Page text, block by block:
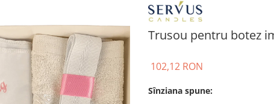
Trusou pentru botez
102,12 RON
Sînziana spune: